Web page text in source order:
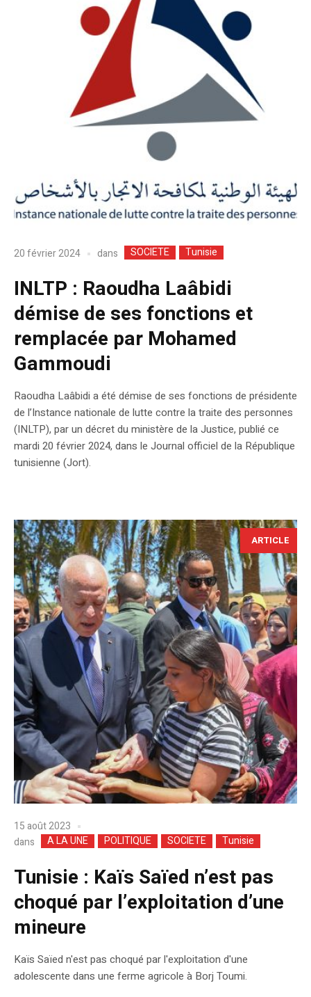
20 février 2024 dans SOCIETE Tunisie
INLTP : Raoudha Laâbidi
démise de ses fonctions et
remplacée par Mohamed
Gammoudi
Raoudha Laâbidi a été démise de ses fonctions de présidente
de l’Instance nationale de lutte contre la traite des personnes
(INLTP), par un décret du ministère de la Justice, publié ce
mardi 20 février 2024, dans le Journal officiel de la République
tunisienne (Jort).
ARTICLE
15 août 2023
dans
A LA UNE POLITIQUE SOCIETE Tunisie
Tunisie : Kaïs Saïed n’est pas
choqué par l’exploitation d’une
mineure
Kaïs Saïed n'est pas choqué par l'exploitation d'une
adolescente dans une ferme agricole à Borj Toumi.